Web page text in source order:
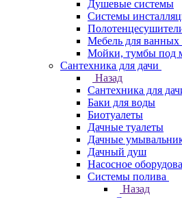
Душевые системы
Системы
Мебель для ванных
Мойки, тумбы под
Сантехника для дачи
Назад
Сантехника для
Баки для воды
Биотуалеты
Дачные туалеты
Дачные
Дачный душ
Насосное
Системы полива
Назад